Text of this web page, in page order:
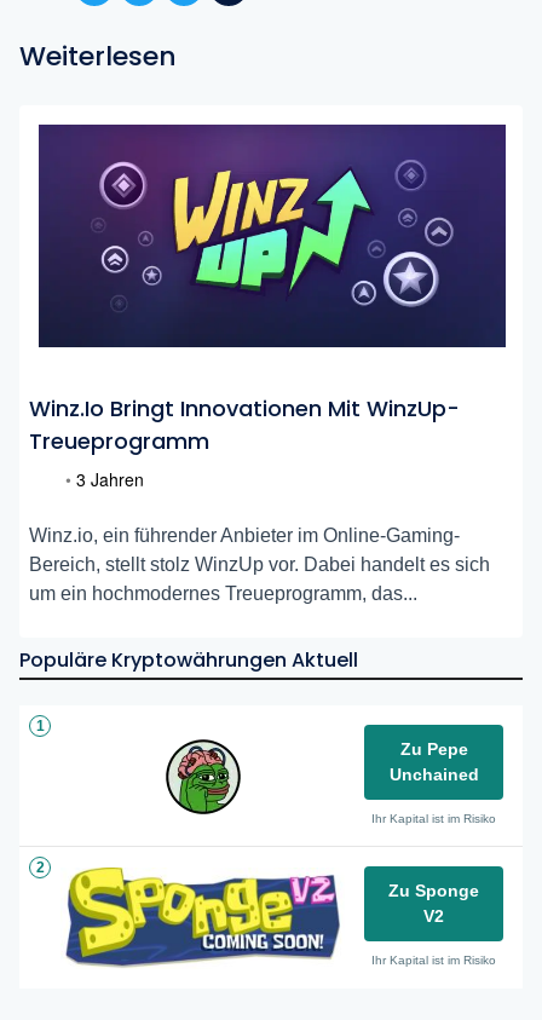
Weiterlesen
Winz.io Bringt Innovationen Mit WinzUp-
Treueprogramm
• 3 Jahren
Winz.io, ein führender Anbieter im Online-Gaming-
Bereich, stellt stolz WinzUp vor. Dabei handelt es sich
um ein hochmodernes Treueprogramm, das...
Populäre Kryptowährungen Aktuell
1
Zu Pepe
Unchained
Ihr Kapital ist im Risiko
2
Zu Sponge
V2
Ihr Kapital ist im Risiko